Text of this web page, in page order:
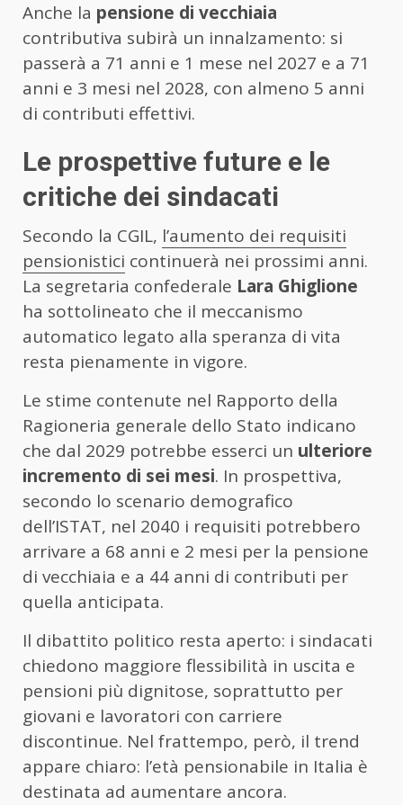
Anche la pensione di vecchiaia
contributiva subirà un innalzamento: si
passerà a 71 anni e 1 mese nel 2027 e a 71
anni e 3 mesi nel 2028, con almeno 5 anni
di contributi effettivi.
Le prospettive future e le
critiche dei sindacati
Secondo la CGIL, l’aumento dei requisiti
pensionistici continuerà nei prossimi anni.
La segretaria confederale Lara Ghiglione
ha sottolineato che il meccanismo
automatico legato alla speranza di vita
resta pienamente in vigore.
Le stime contenute nel Rapporto della
Ragioneria generale dello Stato indicano
che dal 2029 potrebbe esserci un ulteriore
incremento di sei mesi. In prospettiva,
secondo lo scenario demografico
dell’ISTAT, nel 2040 i requisiti potrebbero
arrivare a 68 anni e 2 mesi per la pensione
di vecchiaia e a 44 anni di contributi per
quella anticipata.
Il dibattito politico resta aperto: i sindacati
chiedono maggiore flessibilità in uscita e
pensioni più dignitose, soprattutto per
giovani e lavoratori con carriere
discontinue. Nel frattempo, però, il trend
appare chiaro: l’età pensionabile in Italia è
destinata ad aumentare ancora.